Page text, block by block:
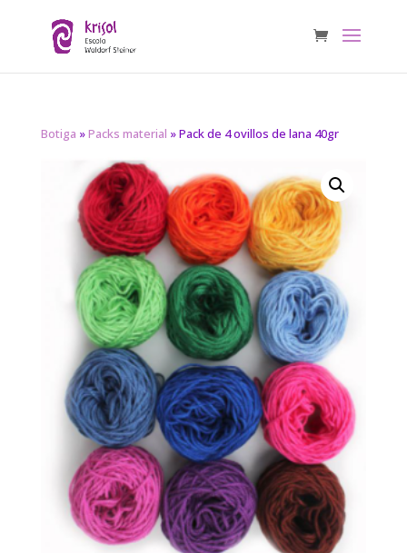
Botiga »Packs material » Pack de 4 ovillos de lana 40gr